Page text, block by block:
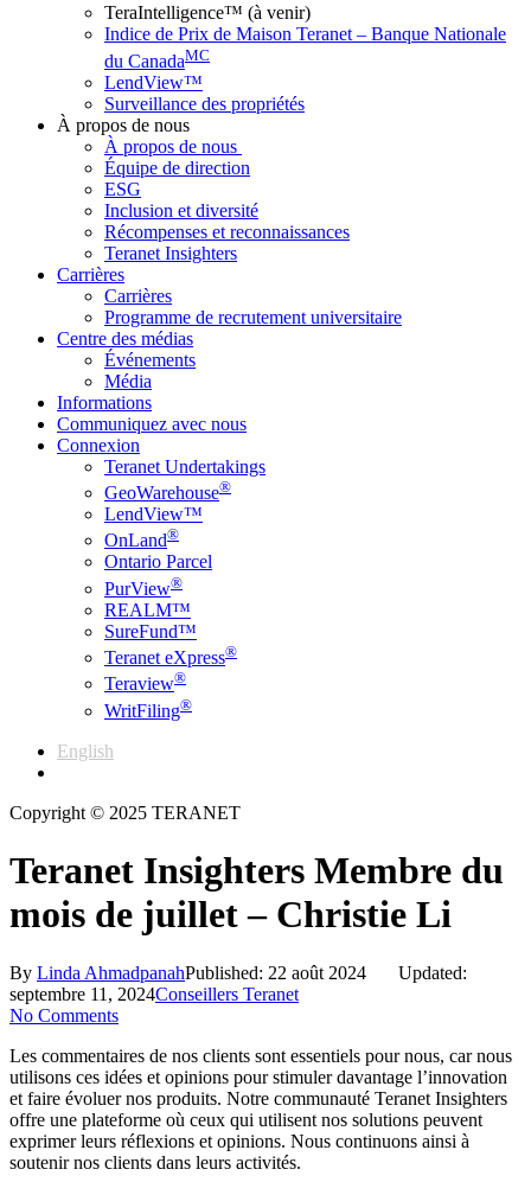
TeraIntelligence™ (à venir)
Indice de Prix de Maison Teranet – Banque Nationale
du CanadaMC
LendView™
Surveillance des propriétés
À propos de nous
À propos de nous
Équipe de direction
ESG
Inclusion et diversité
Récompenses et reconnaissances
Teranet Insighters
Carrières
Carrières
Programme de recrutement universitaire
Centre des médias
Événements
Média
Informations
Communiquez avec nous
Connexion
Teranet Undertakings
GeoWarehouse®
LendView™
OnLand®
Ontario Parcel
PurView®
REALM™
SureFund™
Teranet eXpress®
Teraview®
WritFiling®
English
Copyright © 2025 TERANET
Teranet Insighters Membre du
mois de juillet – Christie Li
By Linda AhmadpanahPublished: 22 août 2024
Updated:
septembre 11, 2024Conseillers Teranet
No Comments
Les commentaires de nos clients sont essentiels pour nous, car nous
utilisons ces idées et opinions pour stimuler davantage l’innovation
et faire évoluer nos produits. Notre communauté Teranet Insighters
offre une plateforme où ceux qui utilisent nos solutions peuvent
exprimer leurs réflexions et opinions. Nous continuons ainsi à
soutenir nos clients dans leurs activités.